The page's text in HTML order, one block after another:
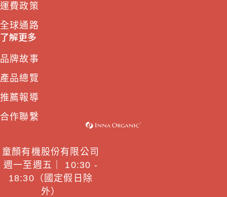
運費政策
全球通路
了解更多
品牌故事
產品總覽
推薦報導
合作聯繫
童顏有機股份有限公司
週一至週五｜ 10:30 -
18:30（國定假日除
外）